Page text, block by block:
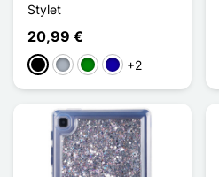
Stylet
20,99 €
Schwarz
GrauGrünDunkelblau
+2